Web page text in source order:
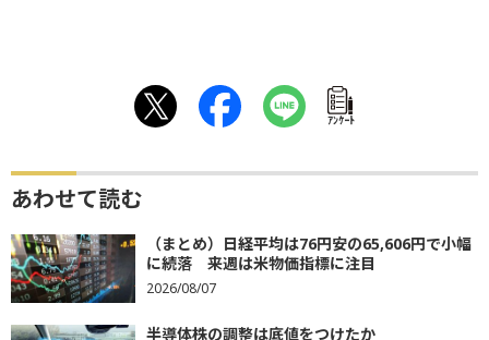
ｱﾝｹｰﾄ
あわせて読む
（まとめ）日経平均は76円安の65,606円で小幅
に続落 来週は米物価指標に注目
2026/08/07
半導体株の調整は底値をつけたか